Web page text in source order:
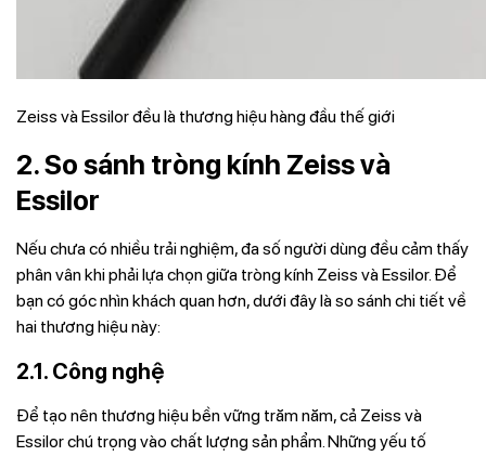
Zeiss và Essilor đều là thương hiệu hàng đầu thế giới
2. So sánh tròng kính Zeiss và
Essilor
Nếu chưa có nhiều trải nghiệm, đa số người dùng đều cảm thấy
phân vân khi phải lựa chọn giữa tròng kính Zeiss và Essilor. Để
bạn có góc nhìn khách quan hơn, dưới đây là so sánh chi tiết về
hai thương hiệu này:
2.1. Công nghệ
Để tạo nên thương hiệu bền vững trăm năm, cả Zeiss và
Essilor chú trọng vào chất lượng sản phẩm. Những yếu tố